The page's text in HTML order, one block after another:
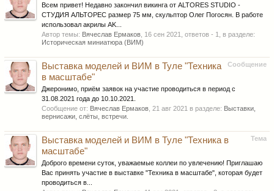
Всем привет! Недавно закончил викинга от ALTORES STUDIO -
СТУДИЯ АЛЬТОРЕС размер 75 мм, скульптор Олег Погосян. В работе
использовал акрилы AK...
Автор темы: Вячеслав Ермаков 16 сен 2021
, ответов - 1, в разделе:
Историческая миниатюра (ВИМ)
Сообщение
Выставка моделей и ВИМ в Туле "Техника
в масштабе"
Джеронимо, приём заявок на участие проводиться в период с
31.08.2021 года до 10.10.2021.
Сообщение от: Вячеслав Ермаков 21 авг 2021 в разделе: Выставки,
вернисажи, слёты, встречи.
Тема
Выставка моделей и ВИМ в Туле "Техника в
масштабе"
Доброго времени суток, уважаемые коллеи по увлечению! Приглашаю
Вас принять участие в выставке "Техника в масштабе", которая будет
проводиться в...